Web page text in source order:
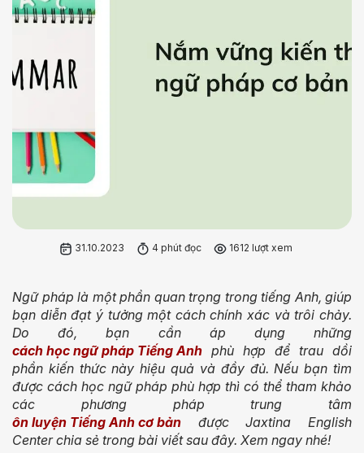
31.10.2023 4 phút đọc 1612 lượt xem
Ngữ pháp là một phần quan trọng trong tiếng Anh, giúp
bạn diễn đạt ý tưởng một cách chính xác và trôi chảy.
Do đó, bạn cần áp dụng những
cách học ngữ pháp Tiếng Anh phù hợp để trau dồi
phần kiến thức này hiệu quả và đầy đủ. Nếu bạn tìm
được cách học ngữ pháp phù hợp thì có thể tham khảo
các phương pháp trung tâm
ôn luyện Tiếng Anh cơ bản được Jaxtina English
Center chia sẻ trong bài viết sau đây. Xem ngay nhé!